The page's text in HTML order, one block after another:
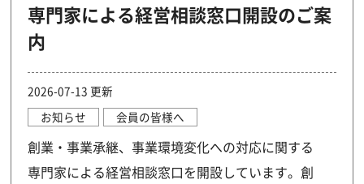
専門家による経営相談窓口開設のご案
内
2026-07-13 更新
お知らせ
会員の皆様へ
創業・事業承継、事業環境変化への対応に関する
専門家による経営相談窓口を開設しています。創